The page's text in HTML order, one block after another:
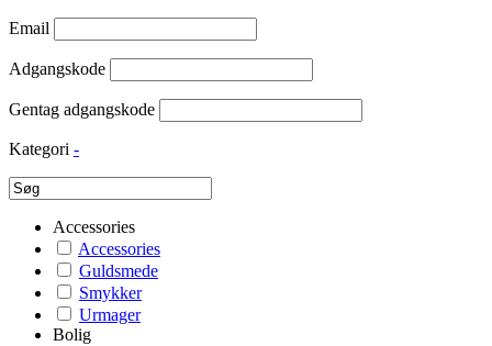
Email
Adgangskode
Gentag adgangskode
Kategori -
Accessories
Accessories
Guldsmede
Smykker
Urmager
Bolig